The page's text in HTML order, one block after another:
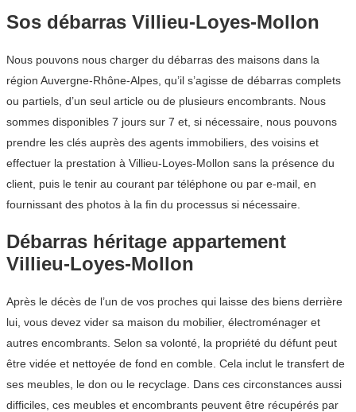
Sos débarras Villieu-Loyes-Mollon
Nous pouvons nous charger du débarras des maisons dans la
région Auvergne-Rhône-Alpes, qu’il s’agisse de débarras complets
ou partiels, d’un seul article ou de plusieurs encombrants. Nous
sommes disponibles 7 jours sur 7 et, si nécessaire, nous pouvons
prendre les clés auprès des agents immobiliers, des voisins et
effectuer la prestation à Villieu-Loyes-Mollon sans la présence du
client, puis le tenir au courant par téléphone ou par e-mail, en
fournissant des photos à la fin du processus si nécessaire.
Débarras héritage appartement
Villieu-Loyes-Mollon
Après le décès de l’un de vos proches qui laisse des biens derrière
lui, vous devez vider sa maison du mobilier, électroménager et
autres encombrants. Selon sa volonté, la propriété du défunt peut
être vidée et nettoyée de fond en comble. Cela inclut le transfert de
ses meubles, le don ou le recyclage. Dans ces circonstances aussi
difficiles, ces meubles et encombrants peuvent être récupérés par